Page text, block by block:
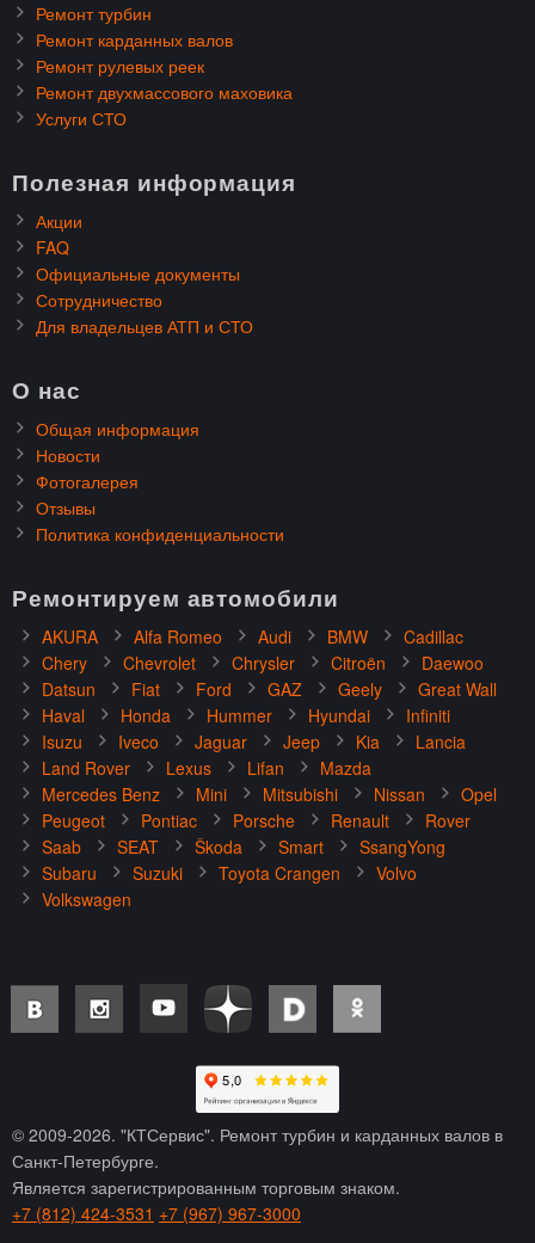
Ремонт турбин
Ремонт карданных валов
Ремонт рулевых реек
Ремонт двухмассового маховика
Услуги СТО
Полезная информация
Акции
FAQ
Официальные документы
Сотрудничество
Для владельцев АТП и СТО
О нас
Общая информация
Новости
Фотогалерея
Отзывы
Политика конфиденциальности
Ремонтируем автомобили
AKURA Alfa Romeo Audi BMW
Cadillac
Chery
Chevrolet Chrysler Citroën
Daewoo
Datsun
Fiat Ford GAZ Geely
Great Wall
Haval
Honda Hummer Hyundai
Infiniti
Isuzu
Iveco Jaguar Jeep Kia
Lancia
Land Rover
Lexus Lifan
Mazda
Mercedes Benz
Mini Mitsubishi Nissan
Opel
Peugeot
Pontiac Porsche Renault
Rover
Saab
SEAT Škoda Smart
SsangYong
Subaru
Suzuki Toyota Crangen
Volvo
Volkswagen
© 2009-2026. "КТСервис". Ремонт турбин и карданных валов в
Санкт-Петербурге.
Является зарегистрированным торговым знаком.
+7 (812) 424-3531 +7 (967) 967-3000